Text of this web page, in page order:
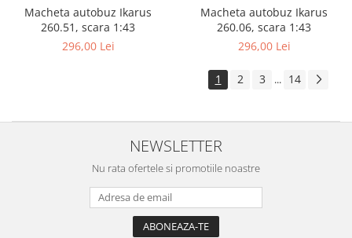
Macheta autobuz Ikarus
260.51, scara 1:43
296,00 Lei
Macheta autobuz Ikarus
260.06, scara 1:43
296,00 Lei
1 2 3 ... 14
NEWSLETTER
Nu rata ofertele si promotiile noastre